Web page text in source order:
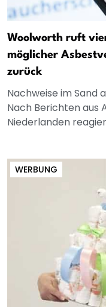
Woolworth ruft
möglicher
zurück
Nachweise im Sand
Nach Berichten aus
Niederlanden
WERBUNG